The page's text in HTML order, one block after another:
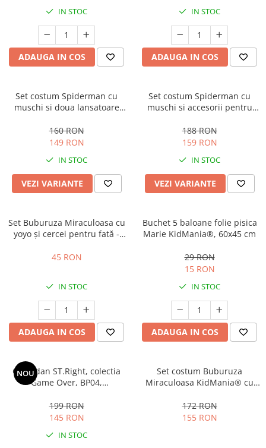
IN STOC
ADAUGA IN COS
IN STOC
ADAUGA IN COS
Set costum Spiderman cu
muschi si doua lansatoare
160 RON
149 RON
IN STOC
VEZI VARIANTE
Set costum Spiderman cu
muschi si accesorii pentru
188 RON
159 RON
IN STOC
VEZI VARIANTE
Set Buburuza Miraculoasa cu
yoyo și cercei pentru fată -
45 RON
IN STOC
ADAUGA IN COS
Buchet 5 baloane folie pisica
Marie KidMania®, 60x45 cm
29 RON
15 RON
IN STOC
ADAUGA IN COS
NOU
Ghiozdan ST.Right, colectia
Game Over, BP04,
199 RON
145 RON
IN STOC
Set costum Buburuza
Miraculoasa KidMania® cu
172 RON
155 RON